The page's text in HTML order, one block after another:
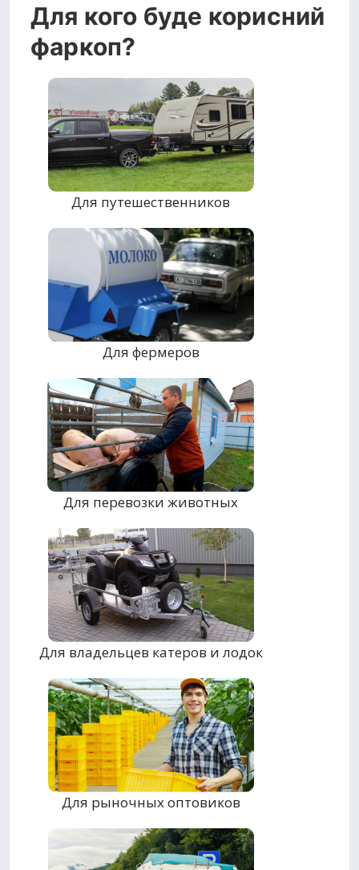
Для кого буде корисний
фаркоп?
Для путешественников
Для фермеров
Для перевозки животных
Для владельцев катеров и лодок
Для рыночных оптовиков